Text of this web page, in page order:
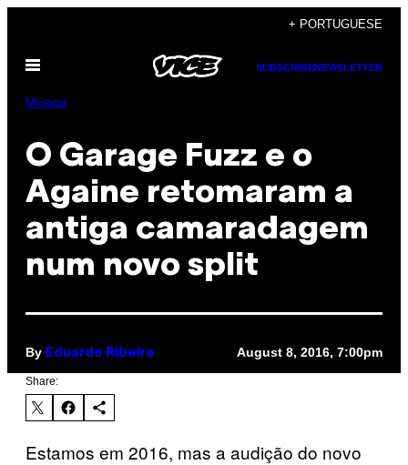
content
+ PORTUGUESE
Open
SUBSCRIBENEWSLETTER
Música
O Garage Fuzz e o
Againe retomaram a
antiga camaradagem
num novo split
By Eduardo Ribeiro August 8, 2016, 7:00pm
Share:
Estamos em 2016, mas a audição do novo